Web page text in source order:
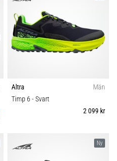
Altra
Män
Timp 6 - Svart
2 099 kr
Ny